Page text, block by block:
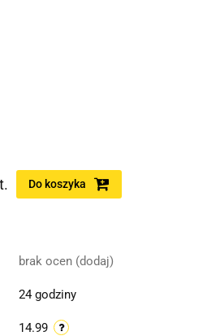
Do koszyka
brak ocen (dodaj)
24 godziny
14.99